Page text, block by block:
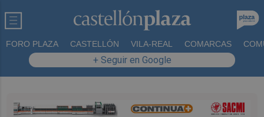
FORO PLAZA CASTELLÓN VILA-REAL COMARCAS
+ Seguir en Google